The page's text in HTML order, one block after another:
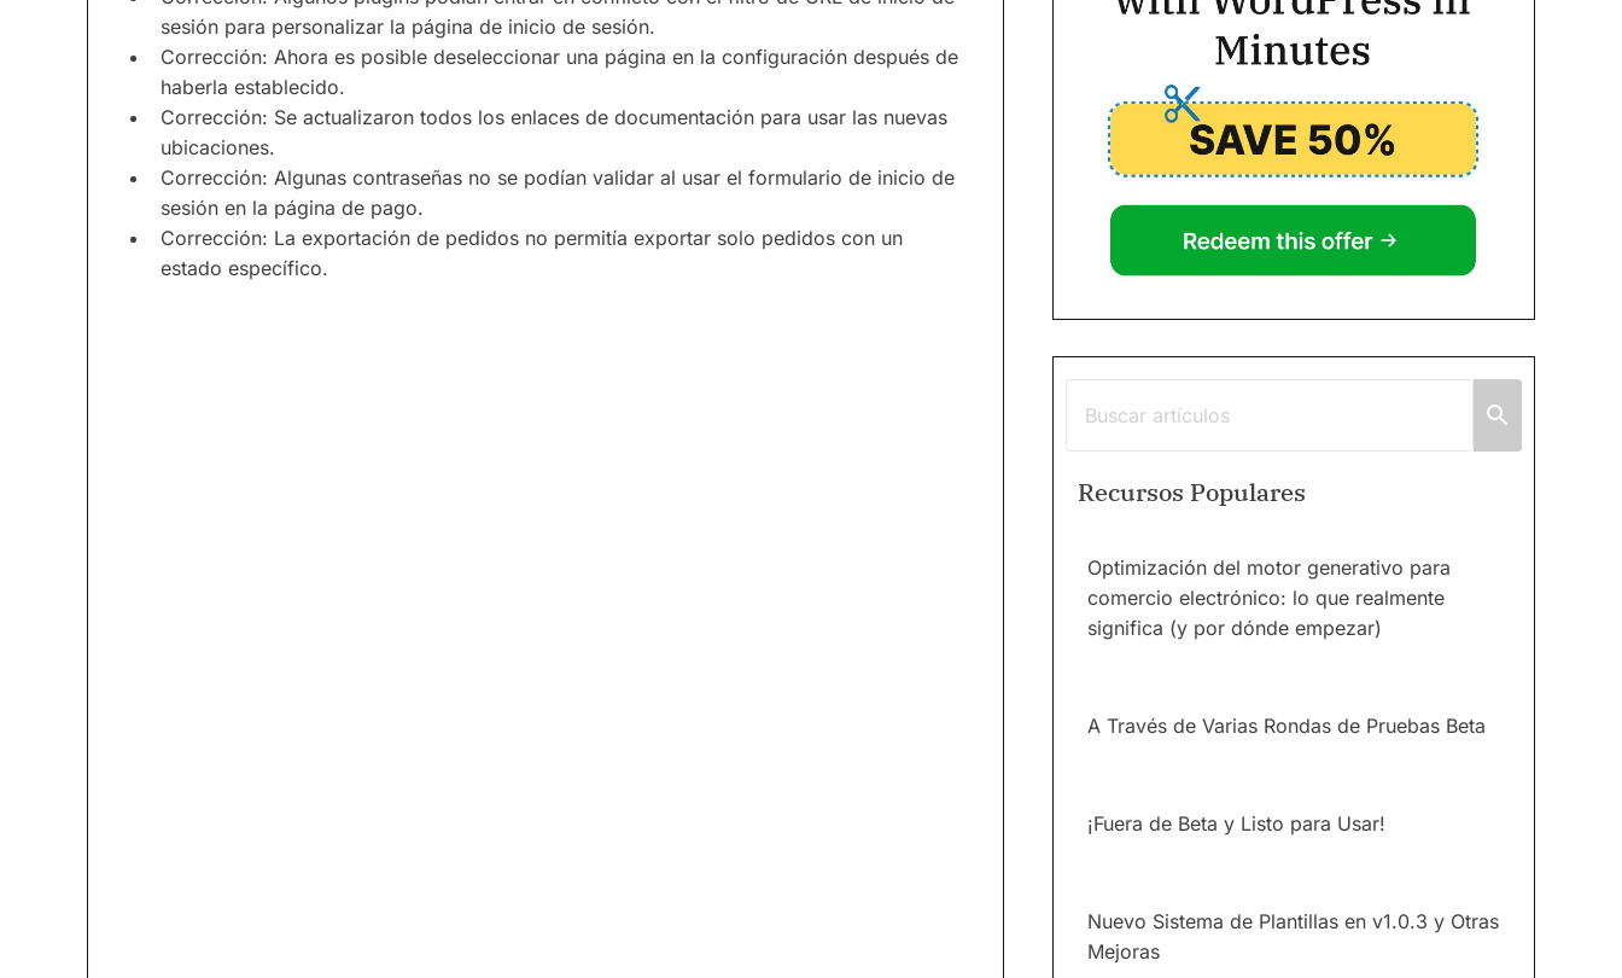
sesión para personalizar la página de inicio de sesión.
Corrección: Ahora es posible deseleccionar una página en la configuración después de
haberla establecido.
Corrección: Se actualizaron todos los enlaces de documentación para usar las nuevas
ubicaciones.
Corrección: Algunas contraseñas no se podían validar al usar el formulario de inicio de
sesión en la página de pago.
Corrección: La exportación de pedidos no permitía exportar solo pedidos con un
estado específico.
Recursos Populares
Optimización del motor generativo para
comercio electrónico: lo que realmente
significa (y por dónde empezar)
A Través de Varias Rondas de Pruebas Beta
¡Fuera de Beta y Listo para Usar!
Nuevo Sistema de Plantillas en v1.0.3 y Otras
Mejoras